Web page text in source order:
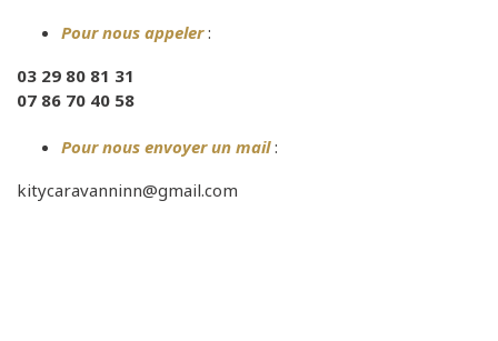
Pour nous appeler:
03 29 80 81 31
07 86 70 40 58
Pour nous envoyer un mail:
kitycaravanninn@gmail.com